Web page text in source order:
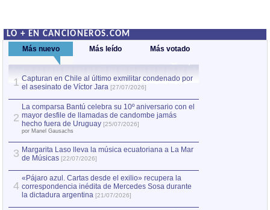
LO + EN CANCIONEROS.COM
Más nuevo Más leído Más votado
1 Capturan en Chile al último exmilitar condenado por
el asesinato de Víctor Jara [27/07/2026]
2
La comparsa Bantú celebra su 10º aniversario con el
mayor desfile de llamadas de candombe jamás
hecho fuera de Uruguay [25/07/2026]
por Manel Gausachs
3 Margarita Laso lleva la música ecuatoriana a La Mar
de Músicas [22/07/2026]
4
«Pájaro azul. Cartas desde el exilio» recupera la
correspondencia inédita de Mercedes Sosa durante
la dictadura argentina [21/07/2026]